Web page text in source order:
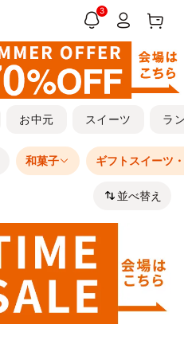
3
お中元 スイーツ ラ
和菓子 ギフトスイーツ
並べ替え